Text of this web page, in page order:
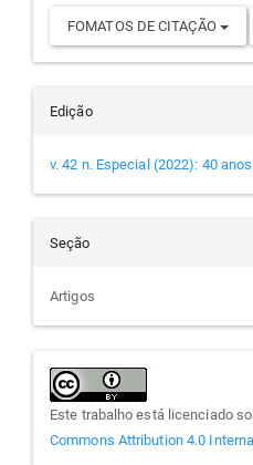
FOMATOS DE CITAÇÃO
Edição
v. 42 n. Especial (2022): 40
Seção
Artigos
Este trabalho está licenciado
Commons Attribution 4.0